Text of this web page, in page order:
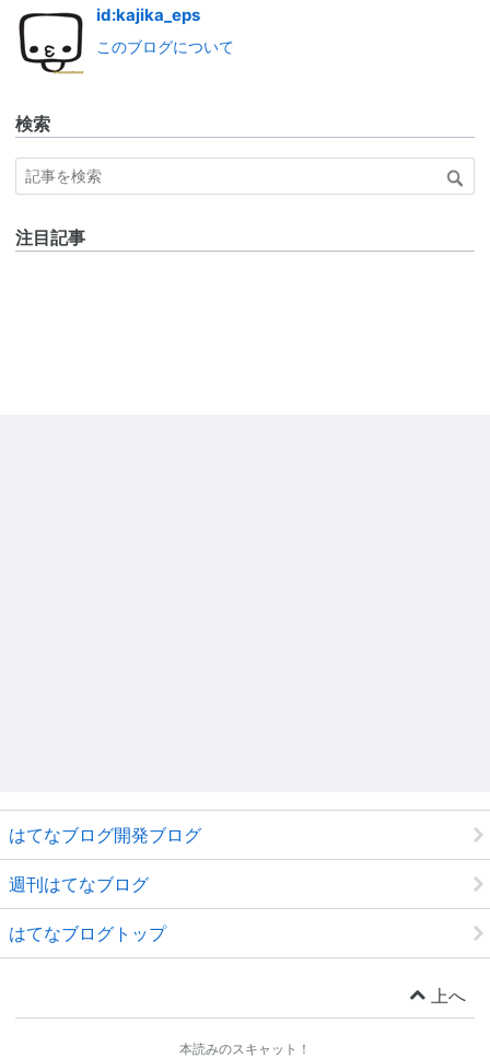
id:kajika_eps
このブログについて
検索
注目記事
はてなブログ開発ブログ
週刊はてなブログ
はてなブログトップ
上へ
本読みのスキャット！